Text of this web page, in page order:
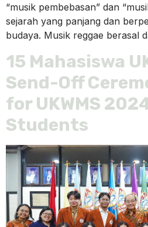
“musik pembebasan” dan
sejarah yang panjang dan
budaya. Musik reggae berasal
15 Mahasiswa
Send-Off
for UKWMS
Students